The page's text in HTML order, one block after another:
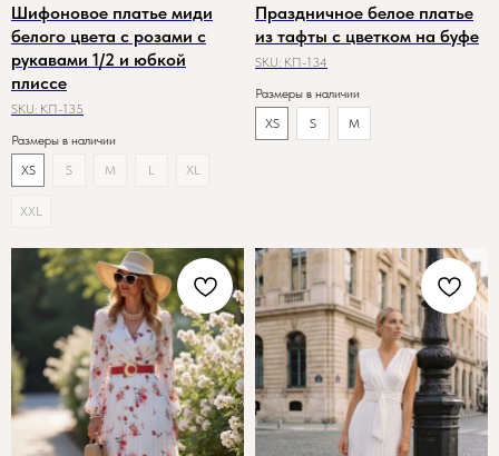
Шифоновое платье миди
белого цвета с розами с
рукавами 1/2 и юбкой
плиссе
SKU: КП-135
Размеры в наличии
XS
S M L XL
XXL
Праздничное белое платье
из тафты с цветком на буфе
SKU: КП-134
Размеры в наличии
XS
S M